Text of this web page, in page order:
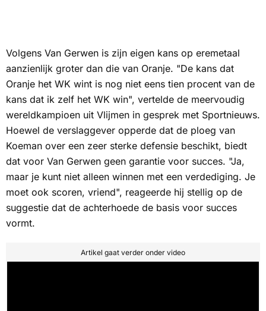
Volgens Van Gerwen is zijn eigen kans op eremetaal
aanzienlijk groter dan die van Oranje. "De kans dat
Oranje het WK wint is nog niet eens tien procent van de
kans dat ik zelf het WK win", vertelde de meervoudig
wereldkampioen uit Vlijmen in gesprek met Sportnieuws.
Hoewel de verslaggever opperde dat de ploeg van
Koeman over een zeer sterke defensie beschikt, biedt
dat voor Van Gerwen geen garantie voor succes. "Ja,
maar je kunt niet alleen winnen met een verdediging. Je
moet ook scoren, vriend", reageerde hij stellig op de
suggestie dat de achterhoede de basis voor succes
vormt.
Artikel gaat verder onder video